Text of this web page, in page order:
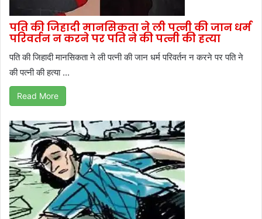
पति की जिहादी मानसिकता ने ली पत्नी की जान धर्म
परिवर्तन न करने पर पति ने की पत्नी की हत्या
पति की जिहादी मानसिकता ने ली पत्नी की जान धर्म परिवर्तन न करने पर पति ने
की पत्नी की हत्या ...
Read More